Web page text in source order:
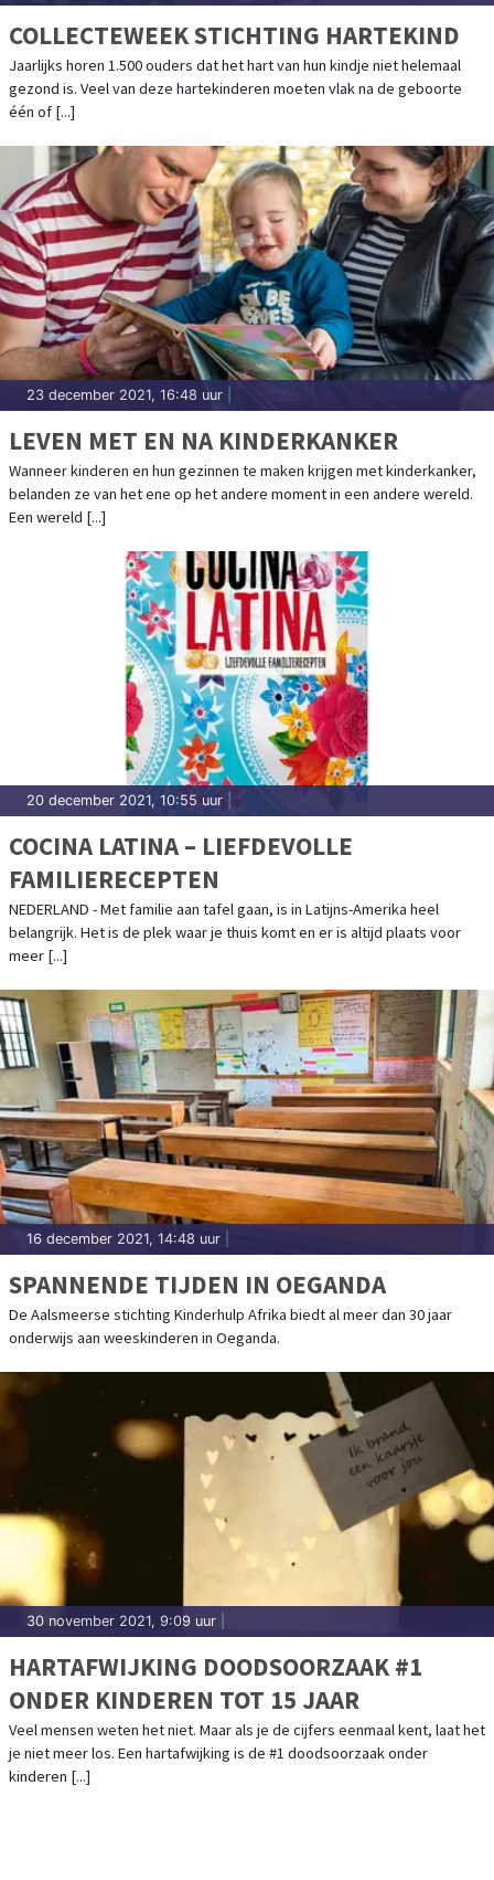
COLLECTEWEEK STICHTING HARTEKIND
Jaarlijks horen 1.500 ouders dat het hart van hun kindje niet helemaal
gezond is. Veel van deze hartekinderen moeten vlak na de geboorte
één of [...]
23 december 2021, 16:48 uur
LEVEN MET EN NA KINDERKANKER
Wanneer kinderen en hun gezinnen te maken krijgen met kinderkanker,
belanden ze van het ene op het andere moment in een andere wereld.
Een wereld [...]
20 december 2021, 10:55 uur
COCINA LATINA – LIEFDEVOLLE
FAMILIERECEPTEN
NEDERLAND - Met familie aan tafel gaan, is in Latijns-Amerika heel
belangrijk. Het is de plek waar je thuis komt en er is altijd plaats voor
meer [...]
16 december 2021, 14:48 uur
SPANNENDE TIJDEN IN OEGANDA
De Aalsmeerse stichting Kinderhulp Afrika biedt al meer dan 30 jaar
onderwijs aan weeskinderen in Oeganda.
30 november 2021, 9:09 uur
HARTAFWIJKING DOODSOORZAAK #1
ONDER KINDEREN TOT 15 JAAR
Veel mensen weten het niet. Maar als je de cijfers eenmaal kent, laat het
je niet meer los. Een hartafwijking is de #1 doodsoorzaak onder
kinderen [...]